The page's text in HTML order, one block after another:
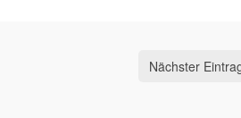
Nächster